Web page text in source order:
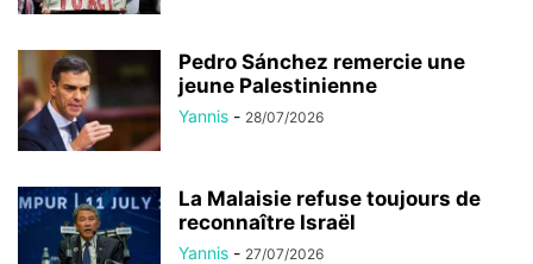
Pedro Sánchez remercie une
jeune Palestinienne
Yannis - 28/07/2026
La Malaisie refuse toujours de
reconnaître Israël
Yannis - 27/07/2026